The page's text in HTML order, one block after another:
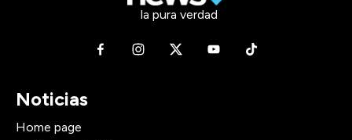
la pura verdad
Noticias
Home page